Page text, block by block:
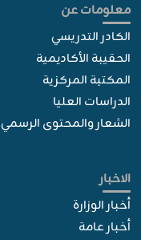
معلومات عن
الكادر التدريسي
الحقيبة الأكاديمية
المكتبة المركزية
الدراسات العليا
الشعار والمحتوى الرسمي
الاخبار
أخبار الوزارة
أخبار عامة